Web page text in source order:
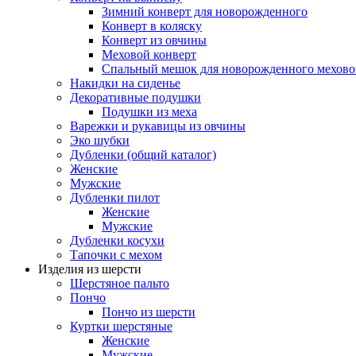
Зимний конверт для новорожденного
Конверт в коляску
Конверт из овчины
Меховой конверт
Спальный мешок для новорожденного
Накидки на сиденье
Декоративные подушки
Подушки из меха
Варежки и рукавицы из овчины
Эко шубки
Дубленки (общий каталог)
Женские
Мужские
Дубленки пилот
Женские
Мужские
Дубленки косухи
Тапочки с мехом
Изделия из шерсти
Шерстяное пальто
Пончо
Пончо из шерсти
Куртки шерстяные
Женские